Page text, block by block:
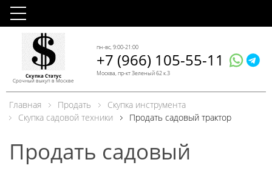
Скупка Статус
Срочный выкуп в Москве
пн-вс, 9:00-21:00
+7 (966) 105-55-11
Москва, пр-кт Зеленый 62 к.3
Главная Продать
Скупка инструмента
Скупка садовой техники
Продать садовый трактор
Продать садовый